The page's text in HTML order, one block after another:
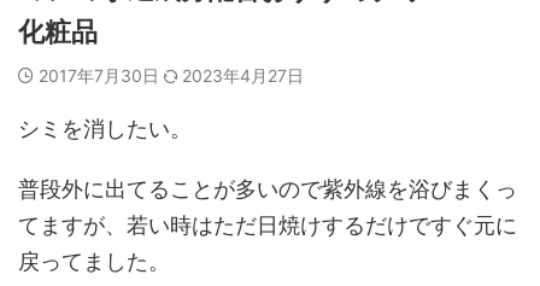
化粧品
2017年7月30日 2023年4月27日
シミを消したい。
普段外に出てることが多いので紫外線を浴びまくっ
てますが、若い時はただ日焼けするだけですぐ元に
戻ってました。